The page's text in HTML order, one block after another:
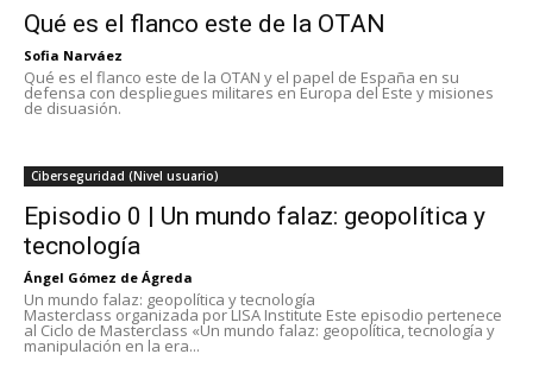
Qué es el flanco este de la OTAN
Sofia Narváez
Qué es el flanco este de la OTAN y el papel de España en su
defensa con despliegues militares en Europa del Este y misiones
de disuasión.
Ciberseguridad (Nivel usuario)
Episodio 0 | Un mundo falaz: geopolítica y
tecnología
Ángel Gómez de Ágreda
Un mundo falaz: geopolítica y tecnología
Masterclass organizada por LISA Institute Este episodio pertenece
al Ciclo de Masterclass «Un mundo falaz: geopolítica, tecnología y
manipulación en la era...